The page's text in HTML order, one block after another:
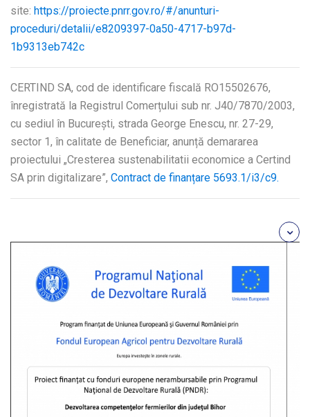
site: https://proiecte.pnrr.gov.ro/#/anunturi-
proceduri/detalii/e8209397-0a50-4717-b97d-
1b9313eb742c
CERTIND SA, cod de identificare fiscală RO15502676,
înregistrată la Registrul Comerțului sub nr. J40/7870/2003,
cu sediul în Bucureşti, strada George Enescu, nr. 27-29,
sector 1, în calitate de Beneficiar, anunță demararea
proiectului „Cresterea sustenabilitatii economice a Certind
SA prin digitalizare”, Contract de finanțare 5693.1/i3/c9.